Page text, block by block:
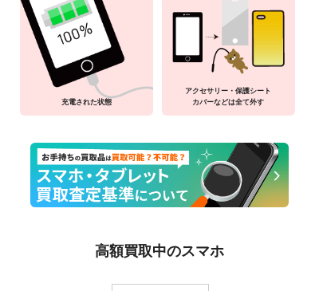
充電された状態
アクセサリー・保護シート
カバーなどは全て外す
高額買取中のスマホ